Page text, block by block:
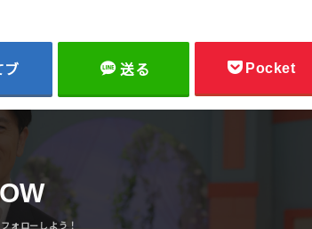
ブ 送る Pocket